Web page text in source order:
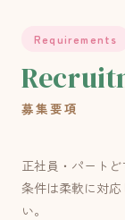
Requirements
募集要項
正社員・パート
条件は柔軟に対
い。